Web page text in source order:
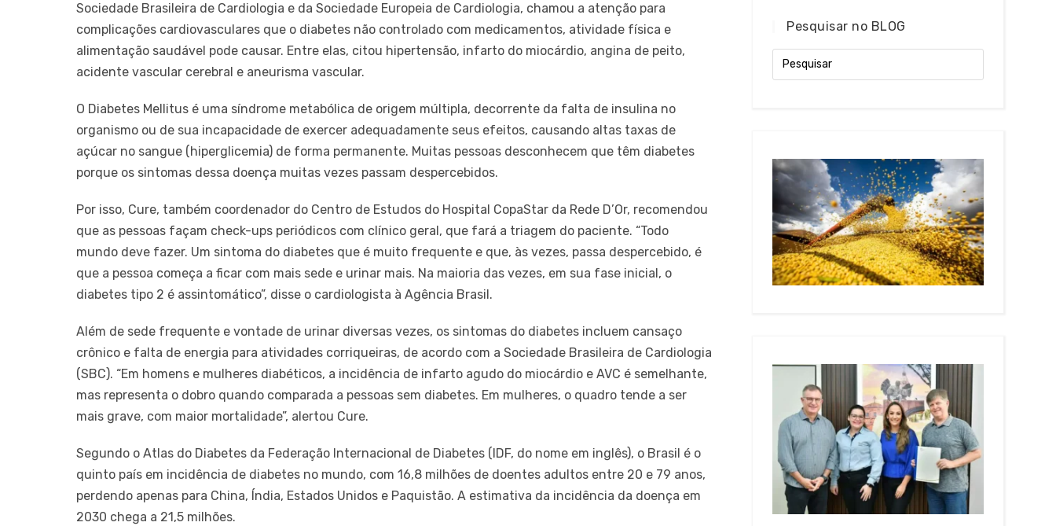
Sociedade Brasileira de Cardiologia e da Sociedade Europeia de Cardiologia, chamou a atenção para
complicações cardiovasculares que o diabetes não controlado com medicamentos, atividade física e
alimentação saudável pode causar. Entre elas, citou hipertensão, infarto do miocárdio, angina de peito,
acidente vascular cerebral e aneurisma vascular.
O Diabetes Mellitus é uma síndrome metabólica de origem múltipla, decorrente da falta de insulina no
organismo ou de sua incapacidade de exercer adequadamente seus efeitos, causando altas taxas de
açúcar no sangue (hiperglicemia) de forma permanente. Muitas pessoas desconhecem que têm diabetes
porque os sintomas dessa doença muitas vezes passam despercebidos.
Por isso, Cure, também coordenador do Centro de Estudos do Hospital CopaStar da Rede D’Or, recomendou
que as pessoas façam check-ups periódicos com clínico geral, que fará a triagem do paciente. “Todo
mundo deve fazer. Um sintoma do diabetes que é muito frequente e que, às vezes, passa despercebido, é
que a pessoa começa a ficar com mais sede e urinar mais. Na maioria das vezes, em sua fase inicial, o
diabetes tipo 2 é assintomático”, disse o cardiologista à Agência Brasil.
Além de sede frequente e vontade de urinar diversas vezes, os sintomas do diabetes incluem cansaço
crônico e falta de energia para atividades corriqueiras, de acordo com a Sociedade Brasileira de Cardiologia
(SBC). “Em homens e mulheres diabéticos, a incidência de infarto agudo do miocárdio e AVC é semelhante,
mas representa o dobro quando comparada a pessoas sem diabetes. Em mulheres, o quadro tende a ser
mais grave, com maior mortalidade”, alertou Cure.
Segundo o Atlas do Diabetes da Federação Internacional de Diabetes (IDF, do nome em inglês), o Brasil é o
quinto país em incidência de diabetes no mundo, com 16,8 milhões de doentes adultos entre 20 e 79 anos,
perdendo apenas para China, Índia, Estados Unidos e Paquistão. A estimativa da incidência da doença em
2030 chega a 21,5 milhões.
Pesquisar no BLOG